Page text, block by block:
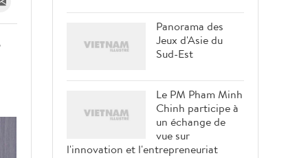
Panorama des
Jeux d'Asie du
Sud-Est
Le PM Pham Minh
Chinh participe à
un échange de
vue sur
l'innovation et l'entrepreneuriat